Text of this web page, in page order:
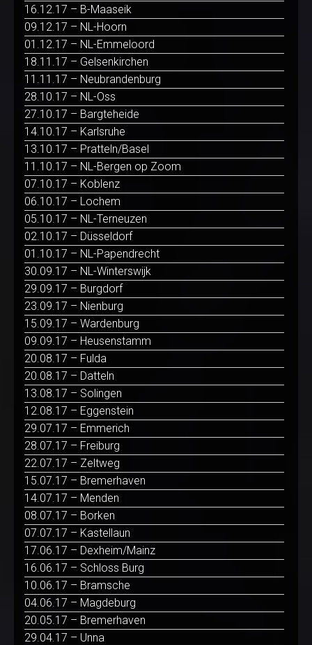
16.12.17 – B-Maaseik
09.12.17 – NL-Hoorn
01.12.17 – NL-Emmeloord
18.11.17 – Gelsenkirchen
11.11.17 – Neubrandenburg
28.10.17 – NL-Oss
27.10.17 – Bargteheide
14.10.17 – Karlsruhe
13.10.17 – Pratteln/Basel
11.10.17 – NL-Bergen op Zoom
07.10.17 – Koblenz
06.10.17 – Lochem
05.10.17 – NL-Terneuzen
02.10.17 – Düsseldorf
01.10.17 – NL-Papendrecht
30.09.17 – NL-Winterswijk
29.09.17 – Burgdorf
23.09.17 – Nienburg
15.09.17 – Wardenburg
09.09.17 – Heusenstamm
20.08.17 – Fulda
20.08.17 – Datteln
13.08.17 – Solingen
12.08.17 – Eggenstein
29.07.17 – Emmerich
28.07.17 – Freiburg
22.07.17 – Zeltweg
15.07.17 – Bremerhaven
14.07.17 – Menden
08.07.17 – Borken
07.07.17 – Kastellaun
17.06.17 – Dexheim/Mainz
16.06.17 – Schloss Burg
10.06.17 – Bramsche
04.06.17 – Magdeburg
20.05.17 – Bremerhaven
29.04.17 – Unna